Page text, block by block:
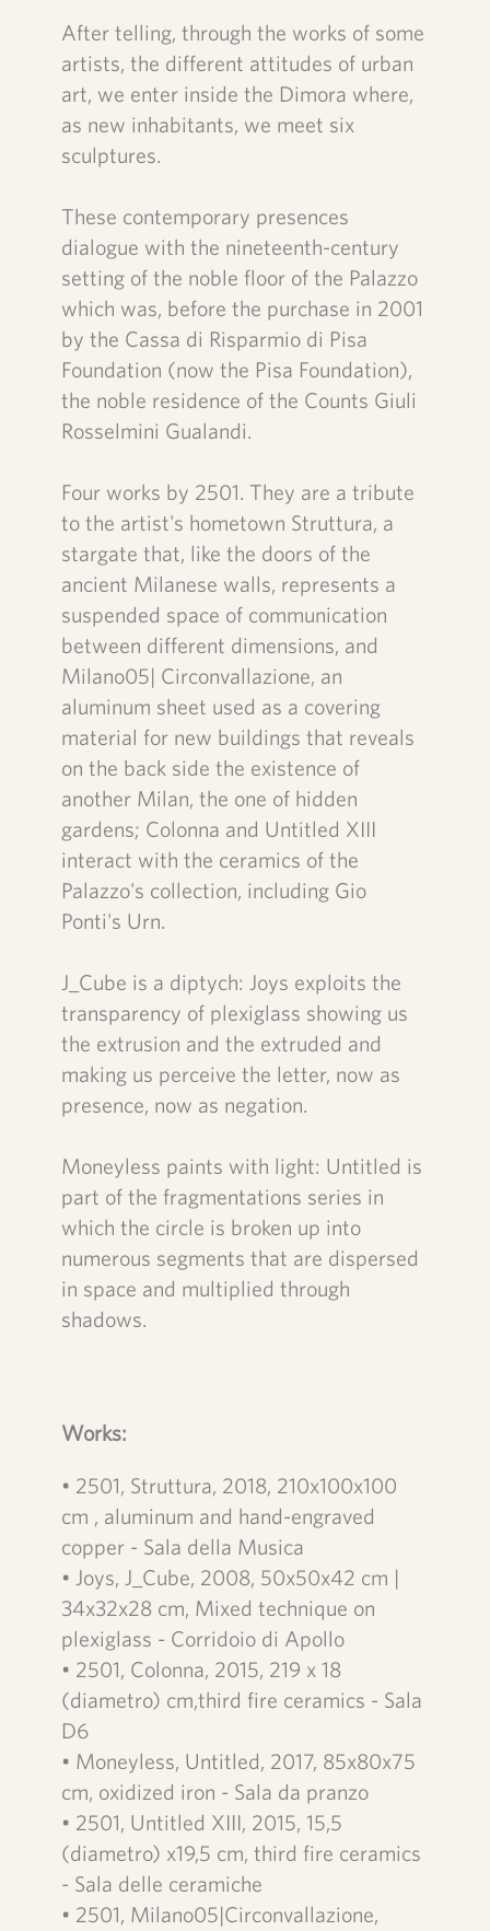
After telling, through the works of some
artists, the different attitudes of urban
art, we enter inside the Dimora where,
as new inhabitants, we meet six
sculptures.
These contemporary presences
dialogue with the nineteenth-century
setting of the noble floor of the Palazzo
which was, before the purchase in 2001
by the Cassa di Risparmio di Pisa
Foundation (now the Pisa Foundation),
the noble residence of the Counts Giuli
Rosselmini Gualandi.
Four works by 2501. They are a tribute
to the artist's hometown Struttura, a
stargate that, like the doors of the
ancient Milanese walls, represents a
suspended space of communication
between different dimensions, and
Milano05| Circonvallazione, an
aluminum sheet used as a covering
material for new buildings that reveals
on the back side the existence of
another Milan, the one of hidden
gardens; Colonna and Untitled XIII
interact with the ceramics of the
Palazzo's collection, including Gio
Ponti's Urn.
J_Cube is a diptych: Joys exploits the
transparency of plexiglass showing us
the extrusion and the extruded and
making us perceive the letter, now as
presence, now as negation.
Moneyless paints with light: Untitled is
part of the fragmentations series in
which the circle is broken up into
numerous segments that are dispersed
in space and multiplied through
shadows.
Works:
• 2501, Struttura, 2018, 210x100x100
cm , aluminum and hand-engraved
copper - Sala della Musica
• Joys, J_Cube, 2008, 50x50x42 cm |
34x32x28 cm, Mixed technique on
plexiglass - Corridoio di Apollo
• 2501, Colonna, 2015, 219 x 18
(diametro) cm,third fire ceramics - Sala
D6
• Moneyless, Untitled, 2017, 85x80x75
cm, oxidized iron - Sala da pranzo
• 2501, Untitled XIII, 2015, 15,5
(diametro) x19,5 cm, third fire ceramics
- Sala delle ceramiche
• 2501, Milano05|Circonvallazione,